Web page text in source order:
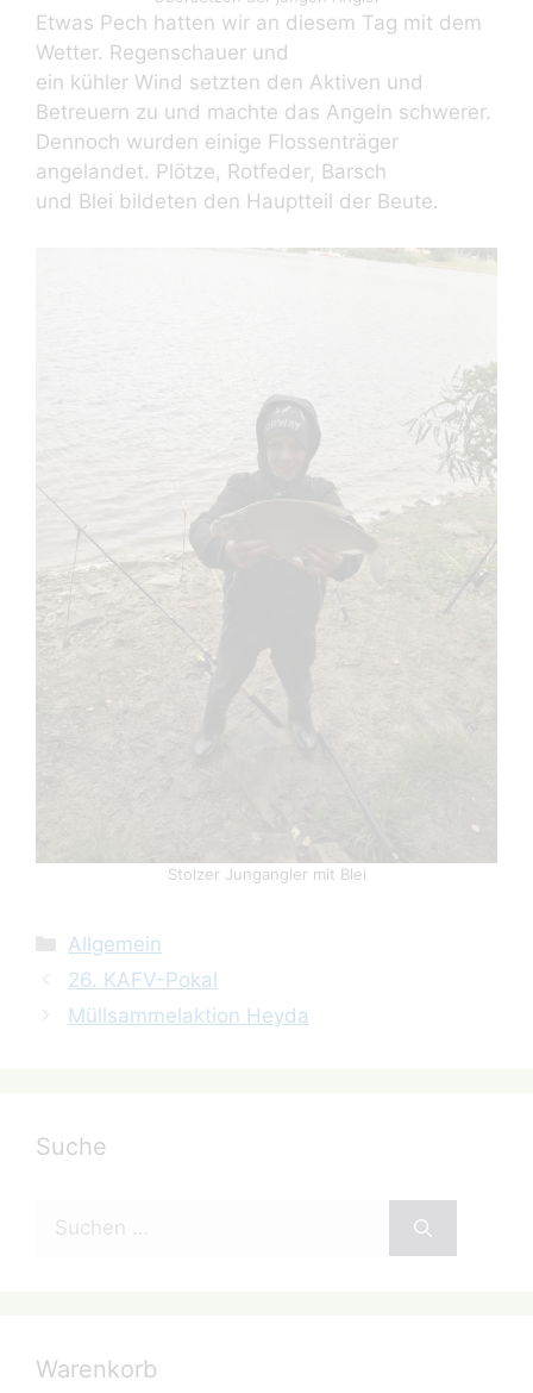
Etwas Pech hatten wir an diesem Tag mit dem
Wetter. Regenschauer und
ein kühler Wind setzten den Aktiven und
Betreuern zu und machte das Angeln schwerer.
Dennoch wurden einige Flossenträger
angelandet. Plötze, Rotfeder, Barsch
und Blei bildeten den Hauptteil der Beute.
Stolzer Jungangler mit Blei
Kategorien
Allgemein
26. KAFV-Pokal
Müllsammelaktion Heyda
Suche
Warenkorb